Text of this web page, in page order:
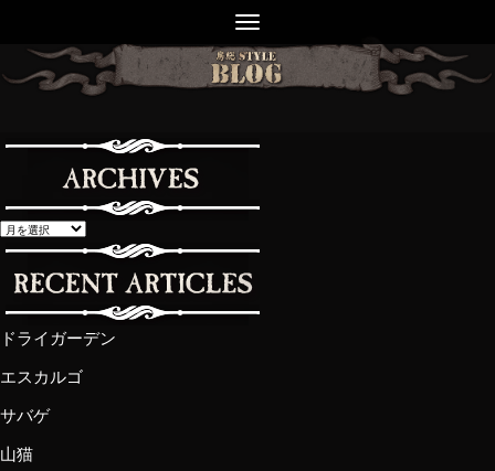
ドライガーデン
エスカルゴ
サバゲ
山猫